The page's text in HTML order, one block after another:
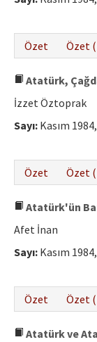
Yazar Rehberi
Hakem
Özet
Özet
Atatürk,
İzzet Öztoprak
Sayı: Kasım
Özet
Özet
Atatürk'ün
Afet İnan
Sayı: Kasım
Özet
Özet
Atatürk ve